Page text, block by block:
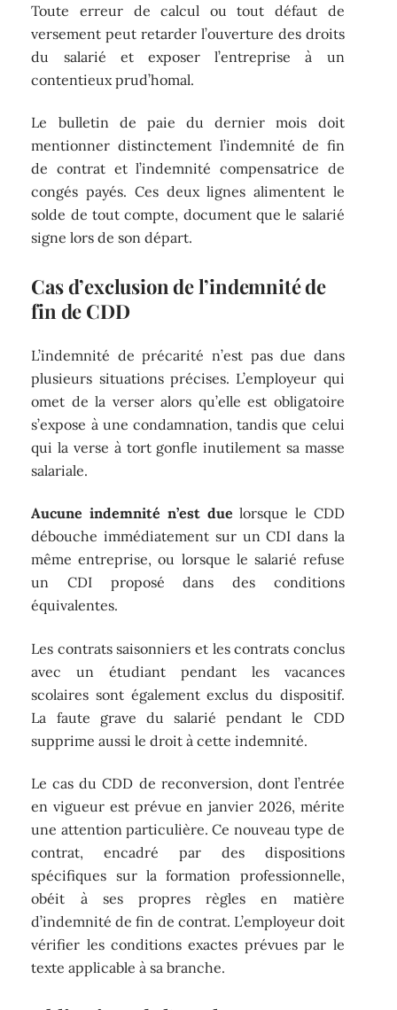
Toute erreur de calcul ou tout défaut de
versement peut retarder l’ouverture des droits
du salarié et exposer l’entreprise à un
contentieux prud’homal.
Le bulletin de paie du dernier mois doit
mentionner distinctement l’indemnité de fin
de contrat et l’indemnité compensatrice de
congés payés. Ces deux lignes alimentent le
solde de tout compte, document que le salarié
signe lors de son départ.
Cas d’exclusion de l’indemnité de
fin de CDD
L’indemnité de précarité n’est pas due dans
plusieurs situations précises. L’employeur qui
omet de la verser alors qu’elle est obligatoire
s’expose à une condamnation, tandis que celui
qui la verse à tort gonfle inutilement sa masse
salariale.
Aucune indemnité n’est due lorsque le CDD
débouche immédiatement sur un CDI dans la
même entreprise, ou lorsque le salarié refuse
un CDI proposé dans des conditions
équivalentes.
Les contrats saisonniers et les contrats conclus
avec un étudiant pendant les vacances
scolaires sont également exclus du dispositif.
La faute grave du salarié pendant le CDD
supprime aussi le droit à cette indemnité.
Le cas du CDD de reconversion, dont l’entrée
en vigueur est prévue en janvier 2026, mérite
une attention particulière. Ce nouveau type de
contrat, encadré par des dispositions
spécifiques sur la formation professionnelle,
obéit à ses propres règles en matière
d’indemnité de fin de contrat. L’employeur doit
vérifier les conditions exactes prévues par le
texte applicable à sa branche.